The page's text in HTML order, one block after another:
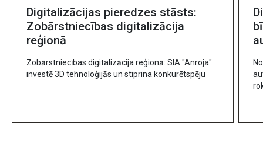
Digitalizācijas pieredzes stāsts:
Zobārstniecības digitalizācija
reģionā
Zobārstniecības digitalizācija reģionā: SIA "Anroja"
investē 3D tehnoloģijās un stiprina konkurētspēju